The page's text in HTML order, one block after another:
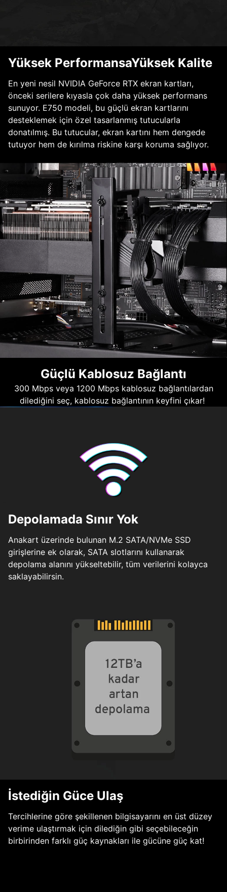
Yüksek PerformansaYüksek Kalite
En yeni nesil NVIDIA GeForce RTX ekran kartları,
önceki serilere kıyasla çok daha yüksek performans
sunuyor. E750 modeli, bu güçlü ekran kartlarını
desteklemek için özel tasarlanmış tutucularla
donatılmış. Bu tutucular, ekran kartını hem dengede
tutuyor hem de kırılma riskine karşı koruma sağlıyor.
Güçlü Kablosuz Bağlantı
300 Mbps veya 1200 Mbps kablosuz bağlantılardan
dilediğini seç, kablosuz bağlantının keyfini çıkar!
Depolamada Sınır Yok
Anakart üzerinde bulunan M.2 SATA/NVMe SSD
girişlerine ek olarak, SATA slotlarını kullanarak
depolama alanını yükseltebilir, tüm verilerini kolayca
saklayabilirsin.
İstediğin Güce Ulaş
Tercihlerine göre şekillenen bilgisayarını en üst düzey
verime ulaştırmak için dilediğin gibi seçebileceğin
birbirinden farklı güç kaynakları ile gücüne güç kat!